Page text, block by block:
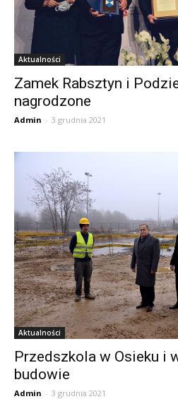
Aktualności
Zamek Rabsztyn i
nagrodzone
Admin - 3 grudnia 2021
Aktualności
Przedszkola w Osieku i
budowie
Admin - 3 grudnia 2021